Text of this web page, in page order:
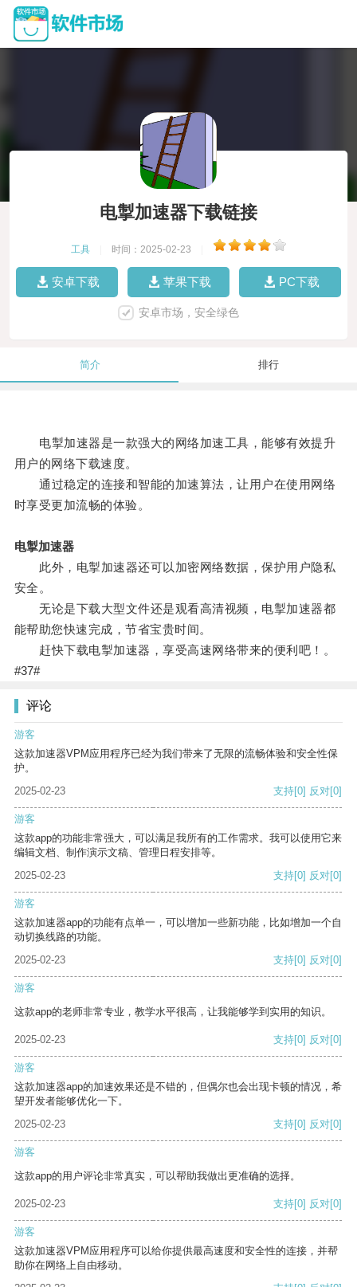
电掣加速器下载链接
工具 时间：2025-02-23
安卓下载 苹果下载 PC下载
安卓市场，安全绿色
简介 排行
电掣加速器是一款强大的网络加速工具，能够有效提升
用户的网络下载速度。
通过稳定的连接和智能的加速算法，让用户在使用网络
时享受更加流畅的体验。
电掣加速器
此外，电掣加速器还可以加密网络数据，保护用户隐私
安全。
无论是下载大型文件还是观看高清视频，电掣加速器都
能帮助您快速完成，节省宝贵时间。
赶快下载电掣加速器，享受高速网络带来的便利吧！。
#37#
评论
游客
这款加速器VPM应用程序已经为我们带来了无限的流畅体验和安全性保
护。
2025-02-23
支持[0] 反对[0]
游客
这款app的功能非常强大，可以满足我所有的工作需求。我可以使用它来
编辑文档、制作演示文稿、管理日程安排等。
2025-02-23
支持[0] 反对[0]
游客
这款加速器app的功能有点单一，可以增加一些新功能，比如增加一个自
动切换线路的功能。
2025-02-23
支持[0] 反对[0]
游客
这款app的老师非常专业，教学水平很高，让我能够学到实用的知识。
2025-02-23 支持[0] 反对[0]
游客
这款加速器app的加速效果还是不错的，但偶尔也会出现卡顿的情况，希
望开发者能够优化一下。
2025-02-23
支持[0] 反对[0]
游客
这款app的用户评论非常真实，可以帮助我做出更准确的选择。
2025-02-23 支持[0] 反对[0]
游客
这款加速器VPM应用程序可以给你提供最高速度和安全性的连接，并帮
助你在网络上自由移动。